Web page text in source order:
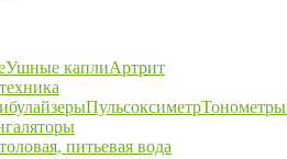
Ушные каплиАртрит
ПульсоксиметрТонометры
питьевая вода